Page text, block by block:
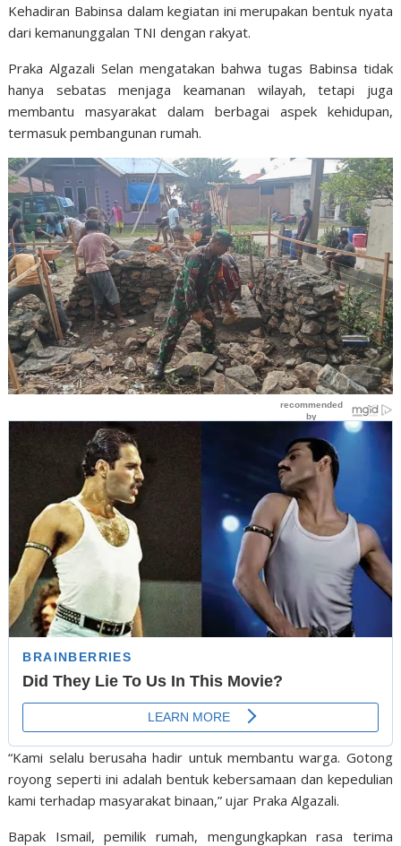
Kehadiran Babinsa dalam kegiatan ini merupakan bentuk nyata
dari kemanunggalan TNI dengan rakyat.
Praka Algazali Selan mengatakan bahwa tugas Babinsa tidak
hanya sebatas menjaga keamanan wilayah, tetapi juga
membantu masyarakat dalam berbagai aspek kehidupan,
termasuk pembangunan rumah.
“Kami selalu berusaha hadir untuk membantu warga. Gotong
royong seperti ini adalah bentuk kebersamaan dan kepedulian
kami terhadap masyarakat binaan,” ujar Praka Algazali.
Bapak Ismail, pemilik rumah, mengungkapkan rasa terima